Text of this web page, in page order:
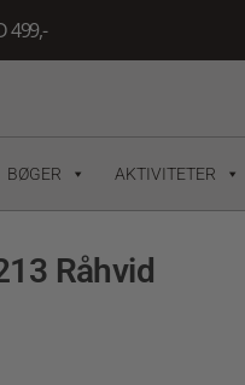
499,-
BØGER AKTIVITETER
Råhvid